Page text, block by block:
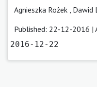
Agnieszka Rożek , Dawid
Published: 22-12-2016 |
2016-12-22